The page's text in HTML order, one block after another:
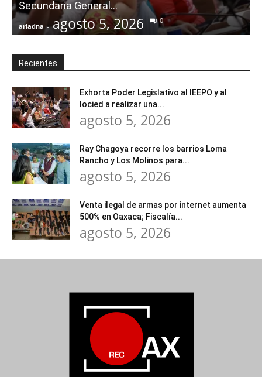
Secundaria General...
ariadna - agosto 5, 2026 0
Recientes
Exhorta Poder Legislativo al IEEPO y al
Iocied a realizar una...
agosto 5, 2026
Ray Chagoya recorre los barrios Loma
Rancho y Los Molinos para...
agosto 5, 2026
Venta ilegal de armas por internet aumenta
500% en Oaxaca; Fiscalía...
agosto 5, 2026